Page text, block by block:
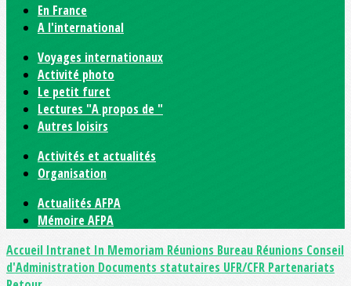
En France
A l'international
Voyages internationaux
Activité photo
Le petit furet
Lectures "A propos de "
Autres loisirs
Activités et actualités
Organisation
Actualités AFPA
Mémoire AFPA
Accueil Intranet In Memoriam Réunions Bureau Réunions Conseil
d'Administration Documents statutaires UFR/CFR Partenariats